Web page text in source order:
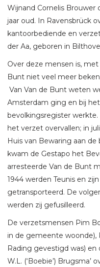
Wijnand Cornelis Brouwer
jaar oud. In Ravensbrück
kantoorbediende en
der Aa, geboren in
Over deze mensen is,
Bunt niet veel meer
Van Van de Bunt weten
Amsterdam ging en bij
bevolkingsregister
het verzet overvallen; in
Huis van Bewaring aan de
kwam de Gestapo het
arresteerde Van de Bunt
1944 werden Teunis en
getransporteerd. De
werden zij gefusilleerd.
De verzetsmensen Pim
in de gemeente woonde),
Rading gevestigd was)
W.L. (‘Boebie’) Brugsma’